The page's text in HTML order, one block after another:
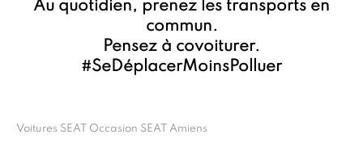
Au quotidien, prenez les transports en
commun.
Pensez à covoiturer.
#SeDéplacerMoinsPolluer
Voitures SEAT Occasion SEAT Amiens